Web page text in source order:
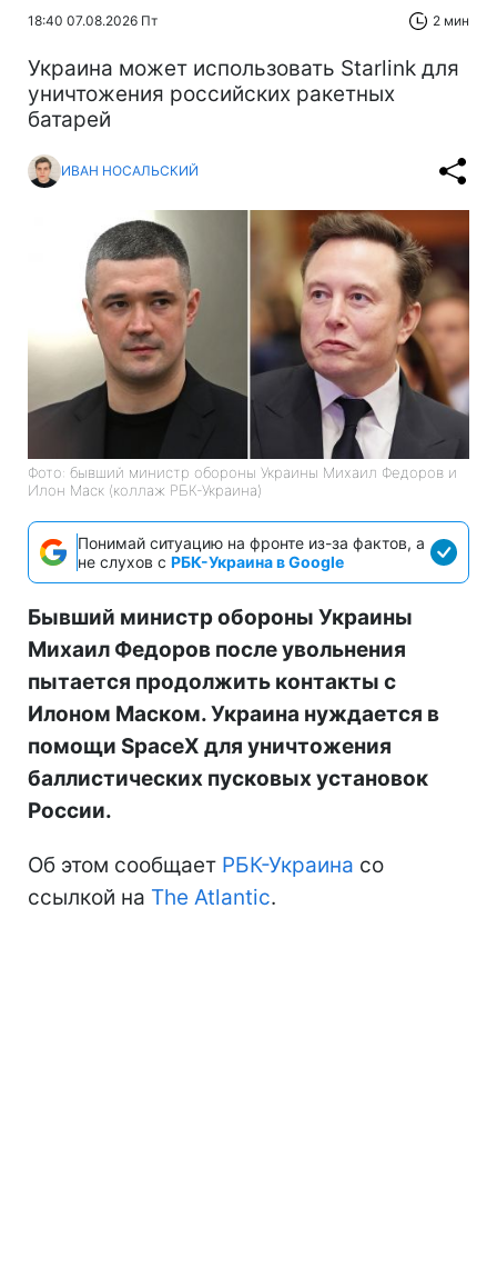
18:40 07.08.2026 Пт 2 мин
Украина может использовать Starlink для
уничтожения российских ракетных
батарей
ИВАН НОСАЛЬСКИЙ
Фото: бывший министр обороны Украины Михаил Федоров и
Илон Маск (коллаж РБК-Украина)
Понимай ситуацию на фронте из-за фактов, а
не слухов с РБК-Украина в Google
Бывший министр обороны Украины
Михаил Федоров после увольнения
пытается продолжить контакты с
Илоном Маском. Украина нуждается в
помощи SpaceX для уничтожения
баллистических пусковых установок
России.
Об этом сообщает РБК-Украина со
ссылкой на The Atlantic.